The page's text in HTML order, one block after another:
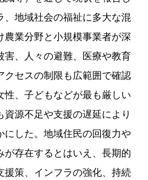
、地域社会の福祉に多大な混
農業分野と小規模事業者が深
害、人々の避難、医療や教育
クセスの制限も広範囲で確認
性、子どもなどが最も厳しい
源不足や支援の遅延により
にした。地域住民の回復力や
が存在するとはいえ、長期的
援策、インフラの強化、持続